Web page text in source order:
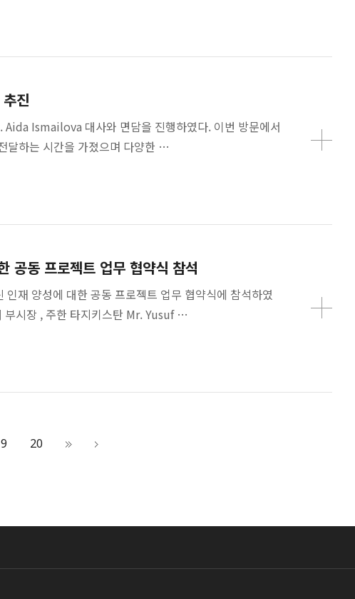
진
Ismailova 대사와 면담을 진행하였다. 이번 방문에서
달하는 시간을 가졌으며 다양한 …
공동 프로젝트 업무 협약식 참석
재 양성에 대한 공동 프로젝트 업무 협약식에 참석하였
부시장 , 주한 타지키스탄 Mr. Yusuf …
20